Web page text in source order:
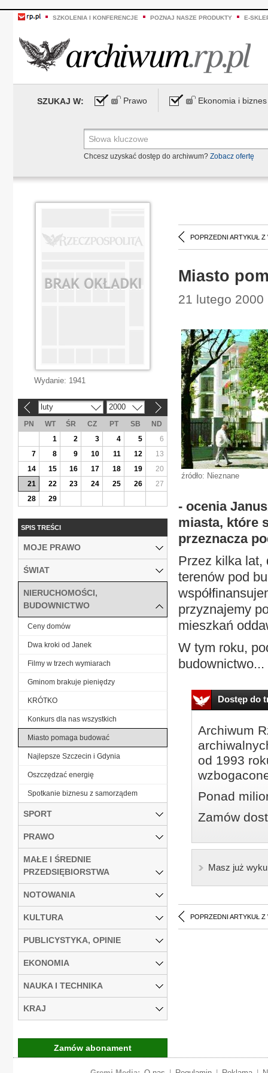
SZKOLENIA I KONFERENCJE POZNAJ NASZE PRODUKTY E-
SZUKAJ W: Prawo Ekonomia i biznes
Chcesz uzyskać dostęp do archiwum? Zobacz ofertę
POPRZEDNI ARTYKUŁ Z
Miasto
21 lutego 2000
źródło: Nieznane
- ocenia
miasta, które
przeznacza
Przez kilka lat,
terenów pod
przyznajemy
mieszkań
W tym roku,
budownictwo...
Dostęp do
Archiwum
od 1993
Ponad
Zamów
Masz już
POPRZEDNI ARTYKUŁ Z
Wydanie: 1941
luty 2000
PN WT ŚR CZ PT SB
ND
1
2 3 4 5
6
7
8 9 10 11 12
13
14
15 16 17 18 19
20
21
22 23 24 25 26
27
28
29
SPIS TREŚCI
MOJE PRAWO
ŚWIAT
NIERUCHOMOŚCI,
BUDOWNICTWO
Ceny domów
Dwa kroki od Janek
Filmy w trzech wymiarach
Gminom brakuje pieniędzy
KRÓTKO
Konkurs dla nas wszystkich
Miasto pomaga budować
Najlepsze Szczecin i Gdynia
Oszczędzać energię
Spotkanie biznesu z samorządem
SPORT
PRAWO
MAŁE I ŚREDNIE
PRZEDSIĘBIORSTWA
NOTOWANIA
KULTURA
PUBLICYSTYKA, OPINIE
EKONOMIA
NAUKA I TECHNIKA
KRAJ
Zamów abonament